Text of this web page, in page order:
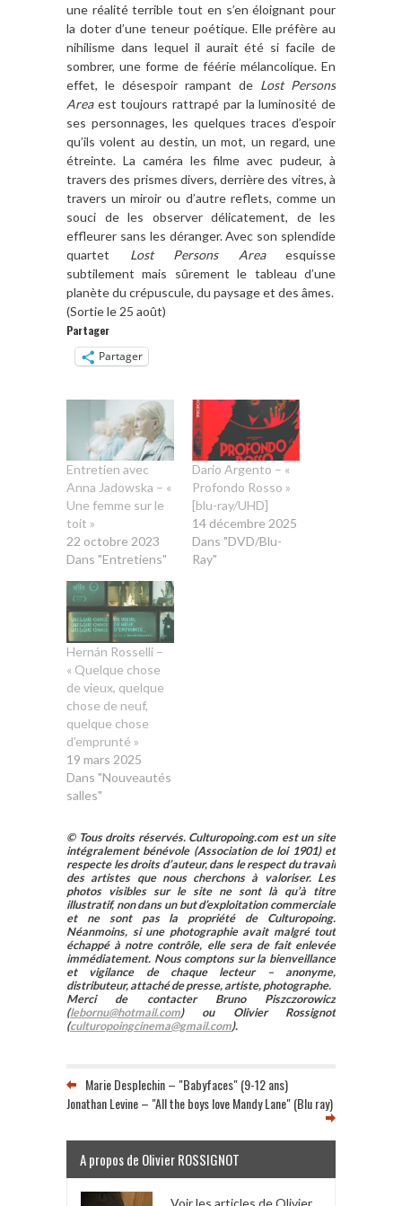
une réalité terrible tout en s’en éloignant pour
la doter d’une teneur poétique. Elle préfère au
nihilisme dans lequel il aurait été si facile de
sombrer, une forme de féérie mélancolique. En
effet, le désespoir rampant de Lost Persons
Areaest toujours rattrapé par la luminosité de
ses personnages, les quelques traces d’espoir
qu’ils volent au destin, un mot, un regard, une
étreinte. La caméra les filme avec pudeur, à
travers des prismes divers, derrière des vitres, à
travers un miroir ou d’autre reflets, comme un
souci de les observer délicatement, de les
effleurer sans les déranger. Avec son splendide
quartet Lost Persons Areaesquisse
subtilement mais sûrement le tableau d’une
planète du crépuscule, du paysage et des âmes.
(Sortie le 25 août)
Partager
Partager
Entretien avec
Anna Jadowska – «
Une femme sur le
toit »
22 octobre 2023
Dans "Entretiens"
Dario Argento – «
Profondo Rosso »
[blu-ray/UHD]
14 décembre 2025
Dans "DVD/Blu-
Ray"
Hernán Rosselli –
« Quelque chose
de vieux, quelque
chose de neuf,
quelque chose
d’emprunté »
19 mars 2025
Dans "Nouveautés
salles"
© Tous droits réservés. Culturopoing.com est un site
intégralement bénévole (Association de loi 1901) et
respecte les droits d’auteur, dans le respect du travail
des artistes que nous cherchons à valoriser. Les
photos visibles sur le site ne sont là qu’à titre
illustratif, non dans un but d’exploitation commerciale
et ne sont pas la propriété de Culturopoing.
Néanmoins, si une photographie avait malgré tout
échappé à notre contrôle, elle sera de fait enlevée
immédiatement. Nous comptons sur la bienveillance
et vigilance de chaque lecteur – anonyme,
distributeur, attaché de presse, artiste, photographe.
Merci de contacter Bruno Piszczorowicz
(lebornu@hotmail.com) ou Olivier Rossignot
(culturopoingcinema@gmail.com).
Marie Desplechin – "Babyfaces" (9-12 ans)
Jonathan Levine – "All the boys love Mandy Lane" (Blu ray)
A propos de Olivier ROSSIGNOT
Voir les articles de Olivier